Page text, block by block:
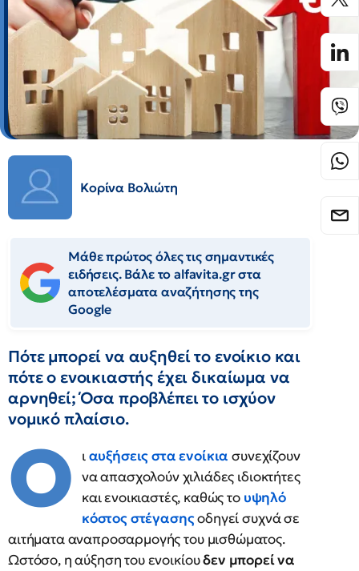
Κορίνα Βολιώτη
Μάθε πρώτος όλες τις σημαντικές
ειδήσεις. Βάλε το alfavita.gr στα
αποτελέσματα αναζήτησης της
Google
Πότε μπορεί να αυξηθεί το ενοίκιο και
πότε ο ενοικιαστής έχει δικαίωμα να
αρνηθεί; Όσα προβλέπει το ισχύον
νομικό πλαίσιο.
Ο ιαυξήσεις στα ενοίκια συνεχίζουν
να απασχολούν χιλιάδες ιδιοκτήτες
και ενοικιαστές, καθώς το υψηλό
κόστος στέγασηςοδηγεί συχνά σε
αιτήματα αναπροσαρμογής του μισθώματος.
Ωστόσο, η αύξηση του ενοικίουδεν μπορεί να